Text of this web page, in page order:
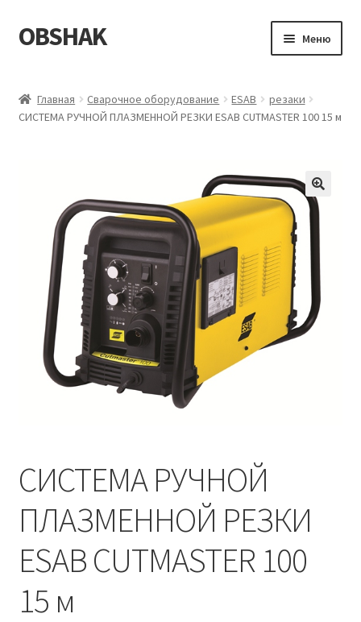
Перейти
к
Перейти
к
OBSHAK Меню
Категории
Магазин
Мой аккаунт
Оформление заказа
Пример страницы
Главная Сварочное оборудование ESAB
резаки
СИСТЕМА РУЧНОЙ ПЛАЗМЕННОЙ РЕЗКИ ESAB CUTMASTER 100 15 м
СИСТЕМА РУЧНОЙ
ПЛАЗМЕННОЙ РЕЗКИ
ESAB CUTMASTER 100
15 м